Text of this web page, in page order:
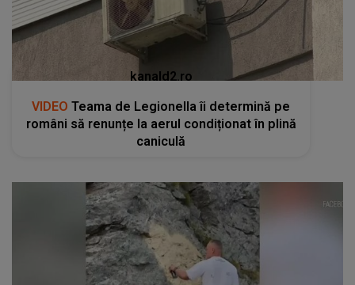
kanald2.ro
VIDEO Teama de Legionella îi determină pe
români să renunțe la aerul condiționat în plină
caniculă